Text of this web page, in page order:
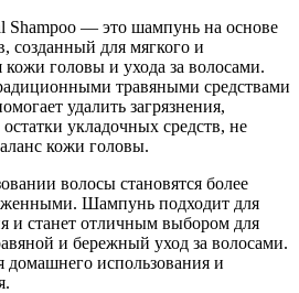
Shampoo — это шампунь на основе
созданный для мягкого и
головы и ухода за волосами.
травяными средствами
удалить загрязнения,
укладочных средств, не
кожи головы.
волосы становятся более
Шампунь подходит для
и станет отличным выбором для
и бережный уход за волосами.
использования и